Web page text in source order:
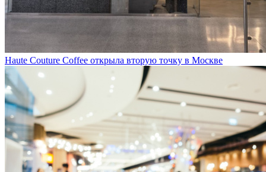
Haute Couture Coffee открыла вторую точку в Москве